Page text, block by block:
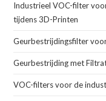
Industrieel VOC-filter
tijdens 3D-Printen
Geurbestrijdingsfilter
Geurbestrijding met
VOC-filters voor de